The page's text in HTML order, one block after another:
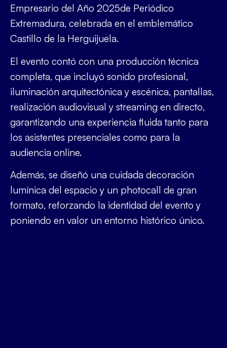
Empresario del Año 2025de Periódico
Extremadura, celebrada en el emblemático
Castillo de la Herguijuela.
El evento contó con una producción técnica
completa, que incluyó sonido profesional,
iluminación arquitectónica y escénica, pantallas,
realización audiovisual y streaming en directo,
garantizando una experiencia fluida tanto para
los asistentes presenciales como para la
audiencia online.
Además, se diseñó una cuidada decoración
lumínica del espacio y un photocall de gran
formato, reforzando la identidad del evento y
poniendo en valor un entorno histórico único.